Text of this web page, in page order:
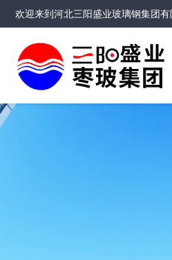
欢迎来到河北三阳盛业玻璃钢集团有